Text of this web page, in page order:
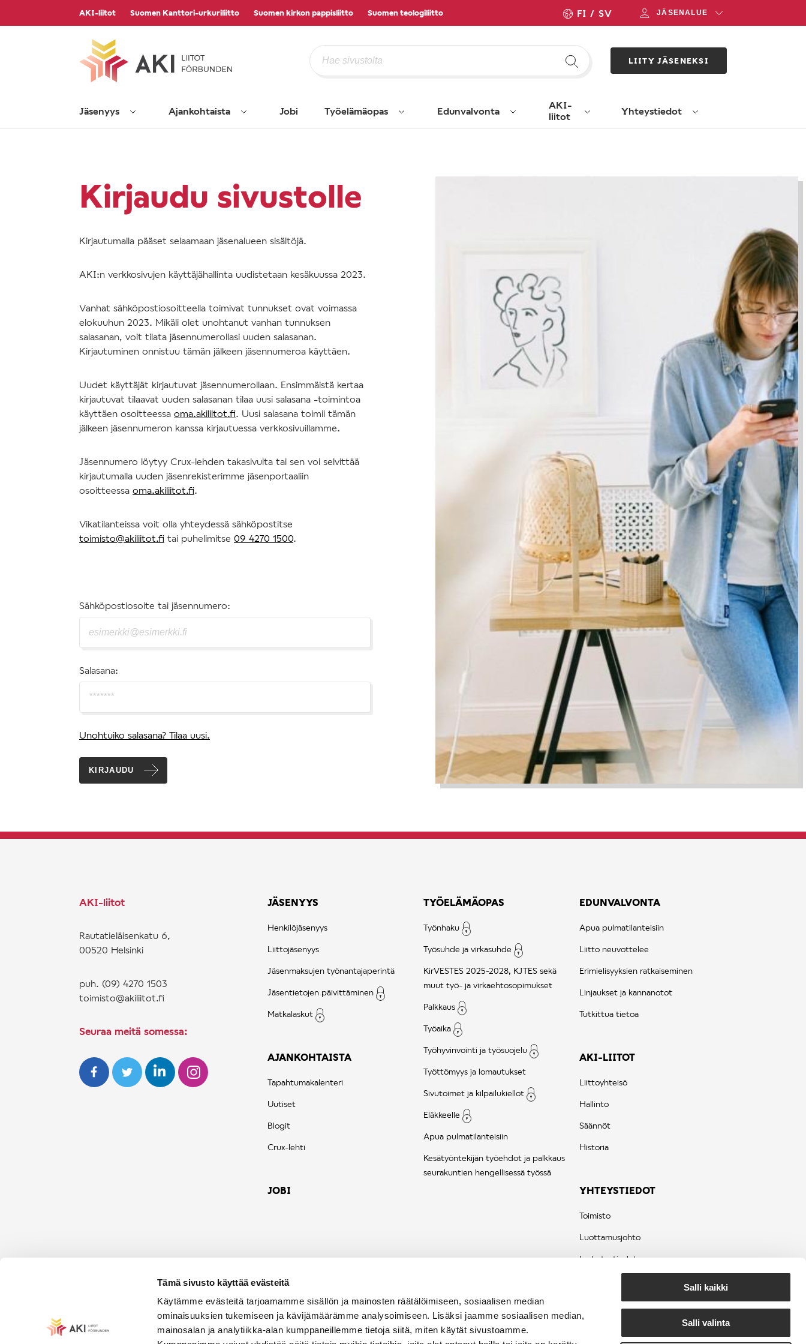
Tämä sivusto käyttää evästeitä
Käytämme evästeitä tarjoamamme sisällön ja mainosten räätälöimiseen, sosiaalisen median
ominaisuuksien tukemiseen ja kävijämäärämme analysoimiseen. Lisäksi jaamme sosiaalisen median,
mainosalan ja analytiikka-alan kumppaneillemme tietoja siitä, miten käytät sivustoamme.
Salli kaikki
Salli valinta
AKI-liitot Suomen Kanttori-urkuriliitto Suomen kirkon pappisliitto Suomen teologiliitto FI SV JÄSENALUE
LIITY JÄSENEKSI
Jäsenyys Ajankohtaista Jobi Työelämäopas Edunvalvonta
AKI-
liitot
Yhteystiedot
Kirjaudu sivustolle
Kirjautumalla pääset selaamaan jäsenalueen sisältöjä.
AKI:n verkkosivujen käyttäjähallinta uudistetaan kesäkuussa 2023.
Vanhat sähköpostiosoitteella toimivat tunnukset ovat voimassa
elokuuhun 2023. Mikäli olet unohtanut vanhan tunnuksen
salasanan, voit tilata jäsennumerollasi uuden salasanan.
Kirjautuminen onnistuu tämän jälkeen jäsennumeroa käyttäen.
Uudet käyttäjät kirjautuvat jäsennumerollaan. Ensimmäistä kertaa
kirjautuvat tilaavat uuden salasanan tilaa uusi salasana -toimintoa
käyttäen osoitteessa oma.akiliitot.fi. Uusi salasana toimii tämän
jälkeen jäsennumeron kanssa kirjautuessa verkkosivuillamme.
Jäsennumero löytyy Crux-lehden takasivulta tai sen voi selvittää
kirjautumalla uuden jäsenrekisterimme jäsenportaaliin
osoitteessa oma.akiliitot.fi.
Vikatilanteissa voit olla yhteydessä sähköpostitse
toimisto@akiliitot.fi tai puhelimitse 09 4270 1500.
Sähköpostiosoite tai jäsennumero:
Salasana:
Unohtuiko salasana? Tilaa uusi.
KIRJAUDU
AKI-liitot
Rautatieläisenkatu 6,
00520 Helsinki
puh. (09) 4270 1503
toimisto@akiliitot.fi
Seuraa meitä somessa:
JÄSENYYS
Henkilöjäsenyys
Liittojäsenyys
Jäsenmaksujen työnantajaperintä
Jäsentietojen päivittäminen
Matkalaskut
AJANKOHTAISTA
Tapahtumakalenteri
Uutiset
Blogit
Crux-lehti
JOBI
TYÖELÄMÄOPAS
Työnhaku
Työsuhde ja virkasuhde
KirVESTES 2025-2028, KJTES sekä
muut työ- ja virkaehtosopimukset
Palkkaus
Työaika
Työhyvinvointi ja työsuojelu
Työttömyys ja lomautukset
Sivutoimet ja kilpailukiellot
Eläkkeelle
Apua pulmatilanteisiin
Kesätyöntekijän työehdot ja palkkaus
seurakuntien hengellisessä työssä
EDUNVALVONTA
Apua pulmatilanteisiin
Liitto neuvottelee
Erimielisyyksien ratkaiseminen
Linjaukset ja kannanotot
Tutkittua tietoa
AKI-LIITOT
Liittoyhteisö
Hallinto
Säännöt
Historia
YHTEYSTIEDOT
Toimisto
Luottamusjohto
Laskutustiedot